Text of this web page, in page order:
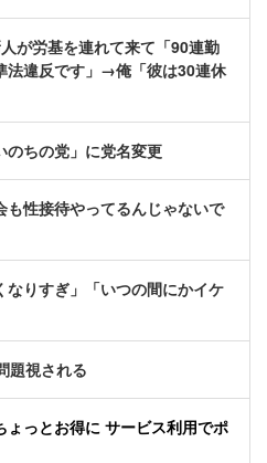
が労基を連れて来て「90連勤
法違反です」→俺「彼は30連休
のちの党」に党名変更
性接待やってるんじゃないで
りすぎ」「いつの間にかイケ
題視される
ょっとお得に サービス利用でポ